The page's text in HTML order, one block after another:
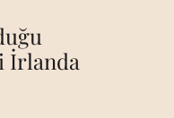
İrlanda